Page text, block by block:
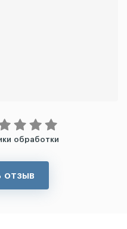
обработки
отзыв